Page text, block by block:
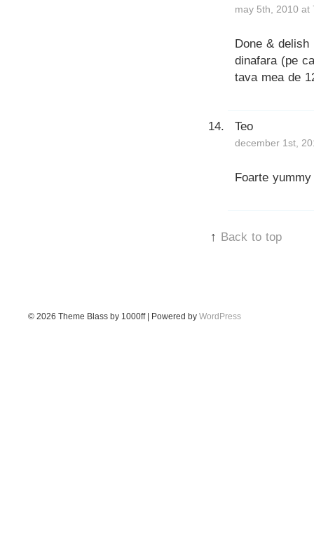
may 5th, 2010 at
Done &
dinafara (pe
tava mea de
Teo
december 1st,
Foarte
↑ Back to top
© 2026 Theme Blass by 1000ff | Powered by WordPress